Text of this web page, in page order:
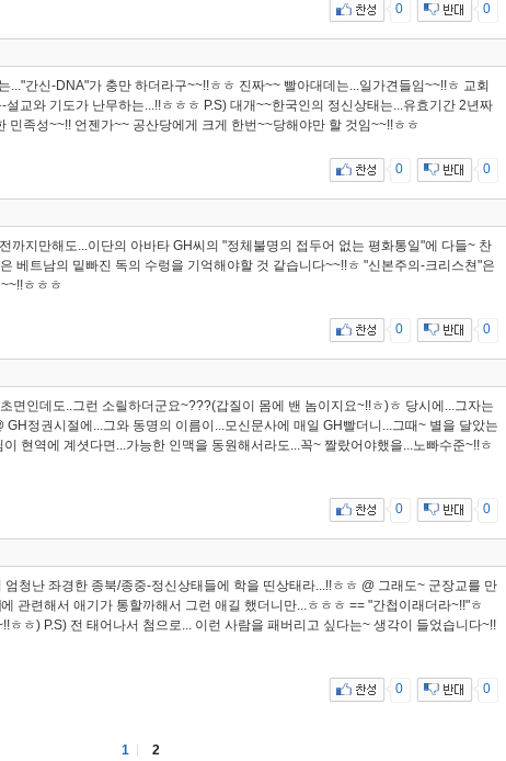
0 0
..."간신-DNA"가 충만 하더라구~~!!ㅎㅎ 진짜~~ 빨아대데는...일가견들임~~!!ㅎ 교회
교와 기도가 난무하는...!!ㅎㅎㅎ P.S) 대개~~한국인의 정신상태는...유효기간 2년짜
민족성~~!! 언젠가~~ 공산당에게 크게 한번~~당해야만 할 것임~~!!ㅎㅎ
0 0
까지만해도...이단의 아바타 GH씨의 "정체불명의 접두어 없는 평화통일"에 다들~ 찬
베트남의 밑빠진 독의 수렁을 기억해야할 것 같습니다~~!!ㅎ "신본주의-크리스쳔"은
ㅎㅎㅎ
0 0
면인데도..그런 소릴하더군요~???(갑질이 몸에 밴 놈이지요~!!ㅎ)ㅎ 당시에...그자는
정권시절에...그와 동명의 이름이...모신문사에 매일 GH빨더니...그때~ 별을 달았는
현역에 계셧다면...가능한 인맥을 동원해서라도...꼭~ 짤랐어야했을...노빠수준~!!ㅎ
0 0
청난 좌경한 종북/종중-정신상태들에 학을 띤상태라...!!ㅎㅎ @ 그래도~ 군장교를 만
관련해서 애기가 통할까해서 그런 애길 했더니만...ㅎㅎㅎ == "간첩이래더라~!!"ㅎ
ㅎㅎ) P.S) 전 태어나서 첨으로... 이런 사람을 패버리고 싶다는~ 생각이 들었습니다~!!
0 0
1 2